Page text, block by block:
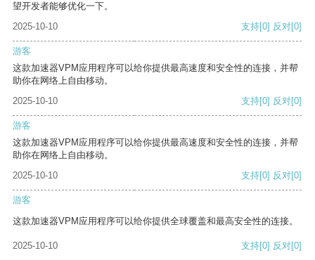
望开发者能够优化一下。
2025-10-10
支持[0] 反对[0]
游客
这款加速器VPM应用程序可以给你提供最高速度和安全性的连接，并帮
助你在网络上自由移动。
2025-10-10
支持[0] 反对[0]
游客
这款加速器VPM应用程序可以给你提供最高速度和安全性的连接，并帮
助你在网络上自由移动。
2025-10-10
支持[0] 反对[0]
游客
这款加速器VPM应用程序可以给你提供全球覆盖和最高安全性的连接。
2025-10-10 支持[0] 反对[0]